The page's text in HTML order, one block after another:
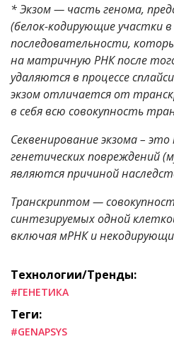
* Экзом — часть генома,
(белок-кодирующие участки
последовательности,
на матричную РНК после
удаляются в процессе
экзом отличается от
в себя всю совокупность
Cеквенирование экзома –
генетических повреждений
являются причиной
Транскриптом —
синтезируемых одной
включая мРНК и
Технологии/Тренды:
#ГЕНЕТИКА
Теги:
#GENAPSYS